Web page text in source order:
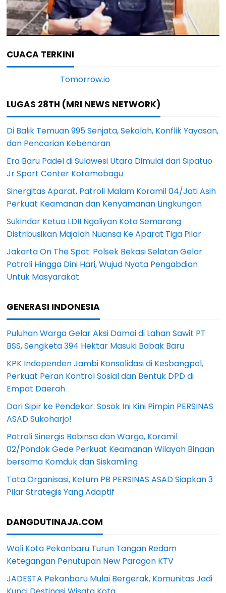
CUACA TERKINI
LUGAS 28TH (MRI NEWS NETWORK)
Di Balik Temuan 995 Senjata, Sekolah, Konflik Yayasan,
dan Pencarian Kebenaran
Era Baru Padel di Sulawesi Utara Dimulai dari Sipatuo
Jr Sport Center Kotamobagu
Sinergitas Aparat, Patroli Malam Koramil 04/Jati Asih
Perkuat Keamanan dan Kenyamanan Lingkungan
Sukindar Ketua LDII Ngaliyan Kota Semarang
Distribusikan Majalah Nuansa Ke Aparat Tiga Pilar
Jakarta On The Spot: Polsek Bekasi Selatan Gelar
Patroli Hingga Dini Hari, Wujud Nyata Pengabdian
Untuk Masyarakat
GENERASI INDONESIA
Puluhan Warga Gelar Aksi Damai di Lahan Sawit PT
BSS, Sengketa 394 Hektar Masuki Babak Baru
KPK Independen Jambi Konsolidasi di Kesbangpol,
Perkuat Peran Kontrol Sosial dan Bentuk DPD di
Empat Daerah
Dari Sipir ke Pendekar: Sosok Ini Kini Pimpin PERSINAS
ASAD Sukoharjo!
Patroli Sinergis Babinsa dan Warga, Koramil
02/Pondok Gede Perkuat Keamanan Wilayah Binaan
bersama Komduk dan Siskamling
Tata Organisasi, Ketum PB PERSINAS ASAD Siapkan 3
Pilar Strategis Yang Adaptif
DANGDUTINAJA.COM
Wali Kota Pekanbaru Turun Tangan Redam
Ketegangan Penutupan New Paragon KTV
JADESTA Pekanbaru Mulai Bergerak, Komunitas Jadi